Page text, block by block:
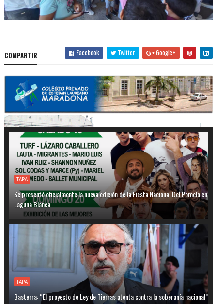
COMPARTIR Facebook Twitter Google+
TAPA
Se presentó oficialmente la nueva edición de la Fiesta Nacional Del Pomelo en
Laguna Blanca
TAPA
Basterra: “El proyecto de Ley de Tierras atenta contra la soberanía nacional”